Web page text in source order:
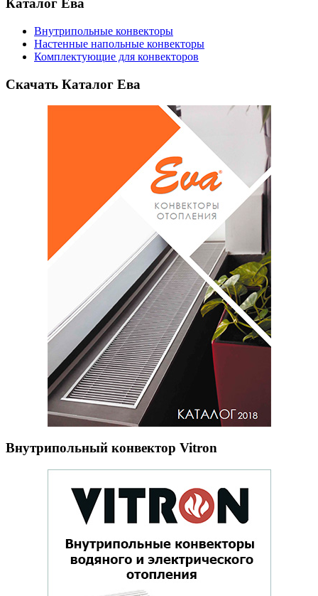
Каталог Ева
Внутрипольные конвекторы
Настенные напольные конвекторы
Комплектующие для конвекторов
Скачать Каталог Ева
Внутрипольный конвектор Vitron